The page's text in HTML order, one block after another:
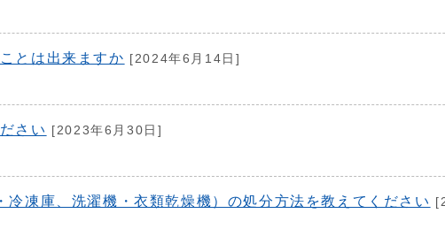
とは出来ますか [2024年6月14日]
さい [2023年6月30日]
凍庫、洗濯機・衣類乾燥機）の処分方法を教えてください